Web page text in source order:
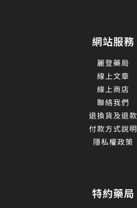
網站服務
麗登藥局
線上文章
線上商店
聯絡我們
退換貨及退款
付款方式說明
隱私權政策
特約藥局